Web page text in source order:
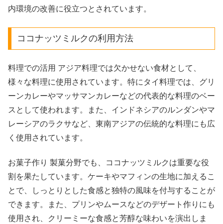
内環境の改善に役立つとされています。
ココナッツミルクの利用方法
料理での活用 アジア料理では欠かせない食材として、
様々な料理に使用されています。特にタイ料理では、グリ
ーンカレーやマッサマンカレーなどの代表的な料理のベー
スとして使われます。また、インドネシアのルンダンやマ
レーシアのラクサなど、東南アジアの伝統的な料理にも広
く使用されています。
お菓子作り 製菓分野でも、ココナッツミルクは重要な役
割を果たしています。ケーキやマフィンの生地に加えるこ
とで、しっとりとした食感と独特の風味を付与することが
できます。また、プリンやムースなどのデザート作りにも
使用され、クリーミーな食感と芳醇な味わいを演出しま